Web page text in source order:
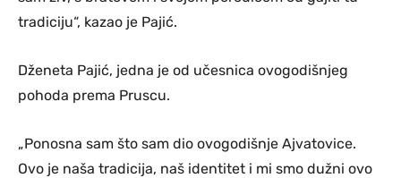
tradiciju“, kazao je Pajić.
Dženeta Pajić, jedna je od učesnica ovogodišnjeg
pohoda prema Pruscu.
„Ponosna sam što sam dio ovogodišnje Ajvatovice.
Ovo je naša tradicija, naš identitet i mi smo dužni ovo